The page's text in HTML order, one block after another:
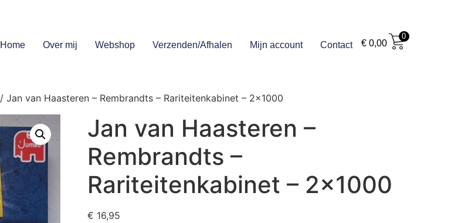
Home Over mij Webshop Verzenden/Afhalen Mijn account Contact €0,00
0
/ Jan van Haasteren – Rembrandts – Rariteitenkabinet – 2×1000
Jan van Haasteren –
Rembrandts –
Rariteitenkabinet – 2×1000
€ 16,95